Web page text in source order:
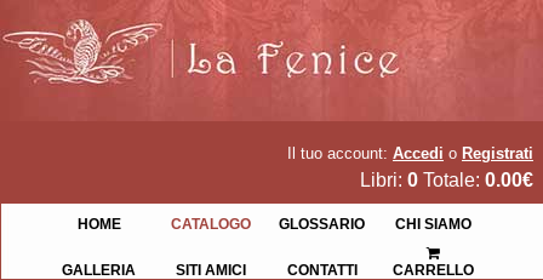
Il tuo account: Accedi o Registrati
Libri: 0 Totale: 0.00€
HOME CATALOGO GLOSSARIO CHI SIAMO
GALLERIA SITI AMICI CONTATTI CARRELLO